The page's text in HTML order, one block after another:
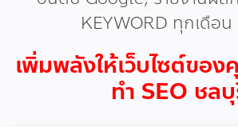
KEYWORD ทุกเดือ
เพิ่มพลังให้เว็บไซต์ขอ
ทำ SEO ชล